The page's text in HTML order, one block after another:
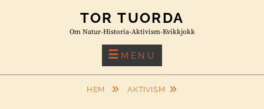
TOR TUORDA
Om Natur-Historia-Aktivism-Kvikkjokk
MENU
HEM AKTIVISM